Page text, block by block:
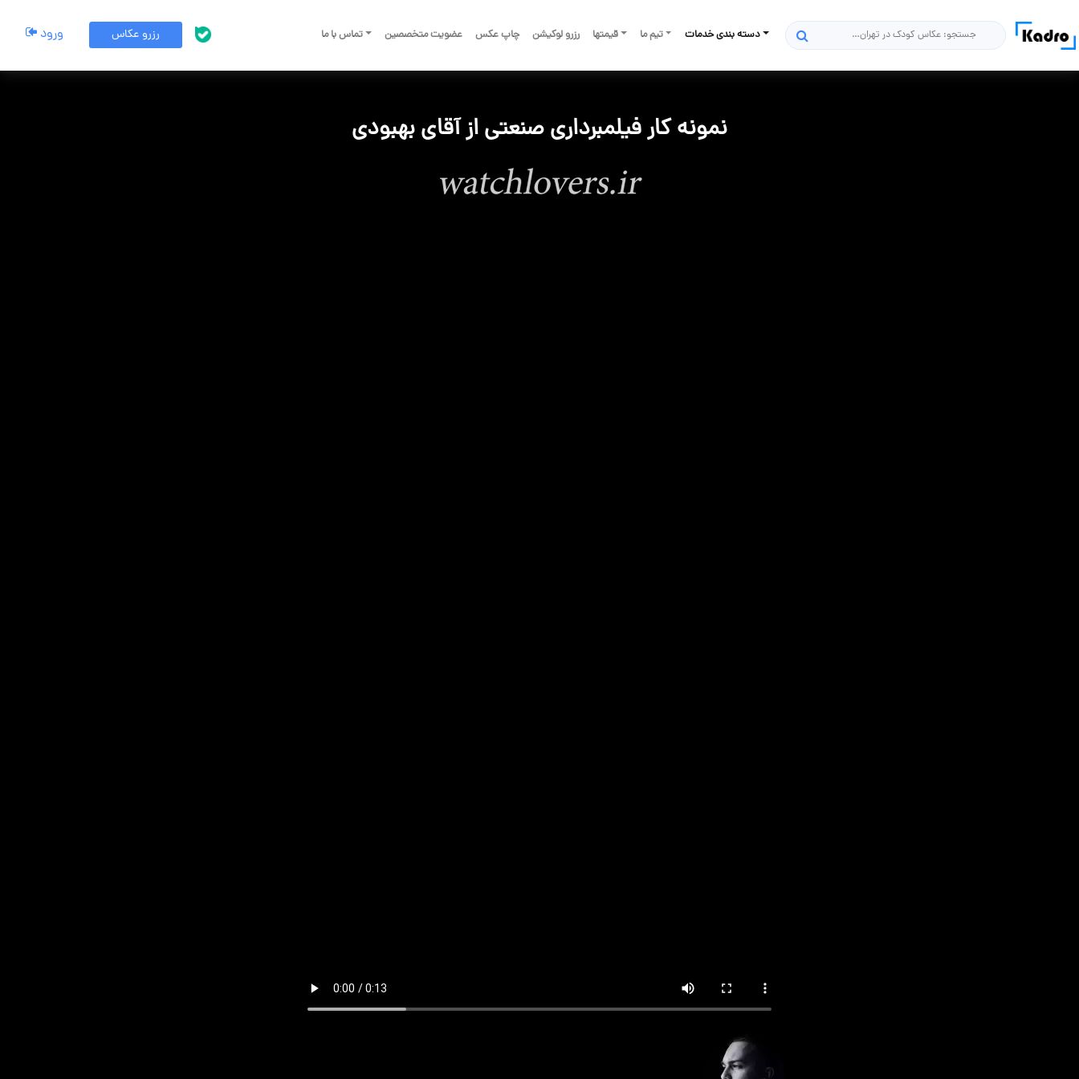
جستجو دسته بندی خدمات تیم ما قیمتها رزرو لوکیشن چاپ عکس عضویت متخصصین تماس با ما پشتیبانی بله رزرو عکاس ورود
نمونه کار فیلمبرداری صنعتی از آقای بهبودی